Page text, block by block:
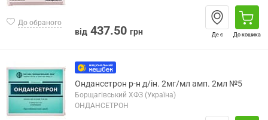
До обраного
від 437.50 грн Де є До кошика
Ондансетрон р-н д/ін. 2мг/мл амп. 2мл №5
Борщагівський ХФЗ (Україна)
ОНДАНСЕТРОН